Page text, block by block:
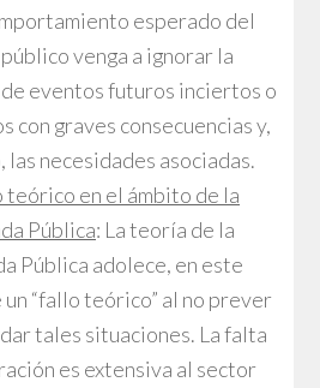
esperado del
venga a ignorar la
eventos futuros inciertos o
con graves consecuencias y,
las necesidades asociadas.
teórico en el ámbito de la
Pública: La teoría de la
Pública adolece, en este
“fallo teórico” al no prever
tales situaciones. La falta
es extensiva al sector